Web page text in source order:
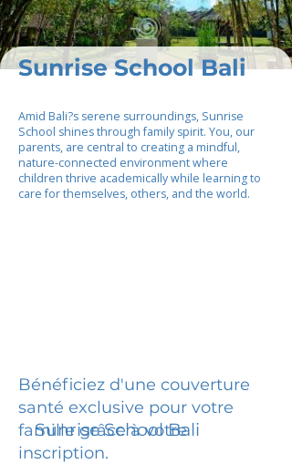
Sunrise School Bali
Amid Bali?s serene surroundings, Sunrise
School shines through family spirit. You, our
parents, are central to creating a mindful,
nature-connected environment where
children thrive academically while learning to
care for themselves, others, and the world.
Bénéficiez d'une couverture
santé exclusive pour votre
famille grâce à votre
inscription.
Sunrise School Bali